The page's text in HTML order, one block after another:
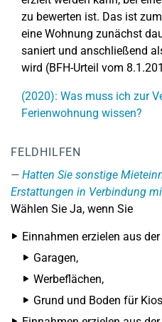
zu bewerten ist. Das ist
eine Wohnung zunächst
saniert und anschließend
wird (BFH-Urteil vom
(2020): Was muss ich zur
Ferienwohnung wissen?
FELDHILFEN
Hatten Sie sonstige
Erstattungen in Verbindung
Wählen Sie Ja, wenn Sie
Einnahmen erzielen aus
Garagen,
Werbeflächen,
Grund und Boden für